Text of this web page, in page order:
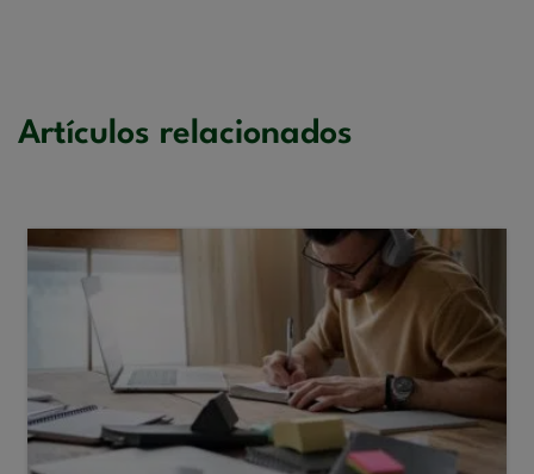
Artículos relacionados